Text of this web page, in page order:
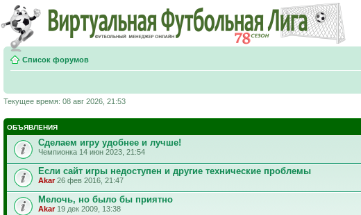
Список форумов
Текущее время: 08 авг 2026, 21:53
ОБЪЯВЛЕНИЯ
Сделаем игру удобнее и лучше!
Чемпионка 14 июн 2023, 21:54
Если сайт игры недоступен и другие технические проблемы
Akar26 фев 2016, 21:47
Мелочь, но было бы приятно
Akar19 дек 2009, 13:38